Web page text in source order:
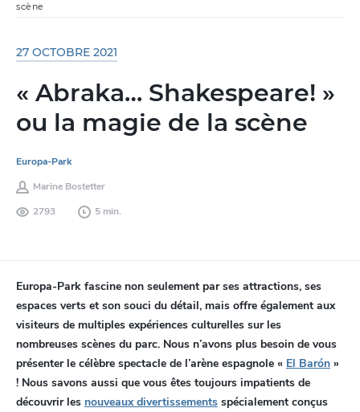
scène
27 OCTOBRE 2021
« Abraka… Shakespeare! »
ou la magie de la scène
Europa-Park
Marine Bostetter
2793
5 min.
Europa-Park fascine non seulement par ses attractions, ses
espaces verts et son souci du détail, mais offre également aux
visiteurs de multiples expériences culturelles sur les
nombreuses scènes du parc. Nous n’avons plus besoin de vous
présenter le célèbre spectacle de l’arène espagnole « El Barón »
! Nous savons aussi que vous êtes toujours impatients de
découvrir les nouveaux divertissements spécialement conçus